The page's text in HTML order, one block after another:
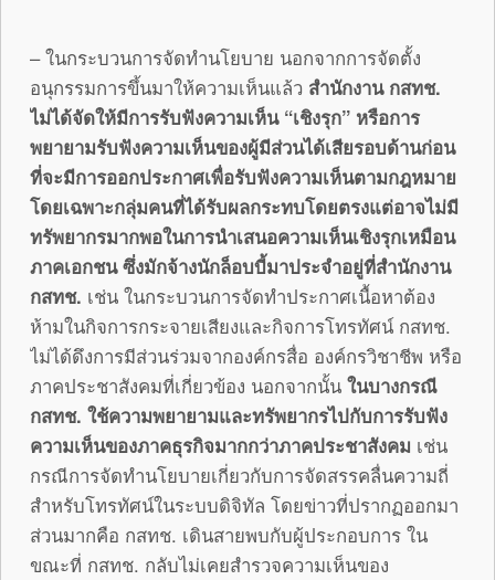
– ในกระบวนการจัดทำนโยบาย นอกจากการจัดตั้ง
อนุกรรมการขึ้นมาให้ความเห็นแล้ว สำนักงาน กสทช.
ไม่ได้จัดให้มีการรับฟังความเห็น “เชิงรุก” หรือการ
พยายามรับฟังความเห็นของผู้มีส่วนได้เสียรอบด้านก่อน
ที่จะมีการออกประกาศเพื่อรับฟังความเห็นตามกฎหมาย
โดยเฉพาะกลุ่มคนที่ได้รับผลกระทบโดยตรงแต่อาจไม่มี
ทรัพยากรมากพอในการนำเสนอความเห็นเชิงรุกเหมือน
ภาคเอกชน ซึ่งมักจ้างนักล็อบบี้มาประจำอยู่ที่สำนักงาน
กสทช. เช่น ในกระบวนการจัดทำประกาศเนื้อหาต้อง
ห้ามในกิจการกระจายเสียงและกิจการโทรทัศน์ กสทช.
ไม่ได้ดึงการมีส่วนร่วมจากองค์กรสื่อ องค์กรวิชาชีพ หรือ
ภาคประชาสังคมที่เกี่ยวข้อง นอกจากนั้น ในบางกรณี
กสทช. ใช้ความพยายามและทรัพยากรไปกับการรับฟัง
ความเห็นของภาคธุรกิจมากกว่าภาคประชาสังคม เช่น
กรณีการจัดทำนโยบายเกี่ยวกับการจัดสรรคลื่นความถี่
สำหรับโทรทัศน์ในระบบดิจิทัล โดยข่าวที่ปรากฏออกมา
ส่วนมากคือ กสทช. เดินสายพบกับผู้ประกอบการ ใน
ขณะที่ กสทช. กลับไม่เคยสำรวจความเห็นของ